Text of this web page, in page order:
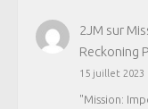
2JM sur
Reckoning
15 juillet 2023
"Mission: